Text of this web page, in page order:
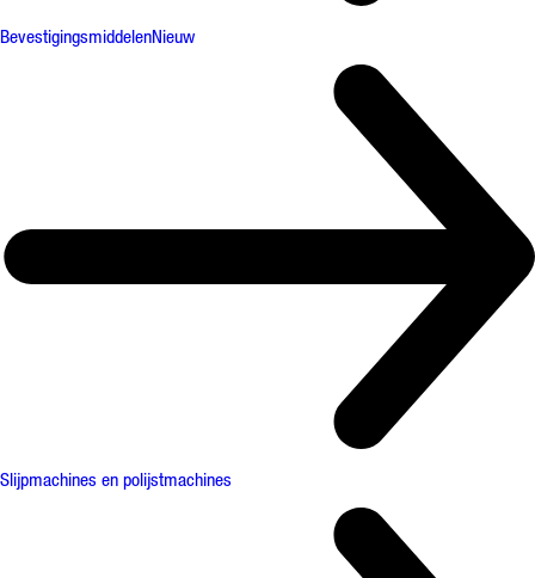
BevestigingsmiddelenNieuw
Slijpmachines en polijstmachines